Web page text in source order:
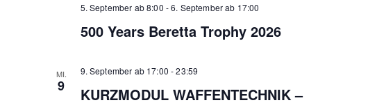
500 Years Beretta Trophy 2026
5. September ab 8:00 -6. September ab 17:00
MI.
9 KURZMODUL WAFFENTECHNIK –
9. September ab 17:00 -23:59